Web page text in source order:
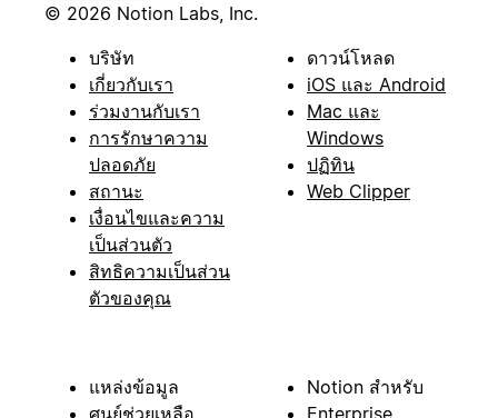
© 2026 Notion Labs, Inc.
บริษัท
เกี่ยวกับเรา
ร่วมงานกับเรา
การรักษาความ
ปลอดภัย
สถานะ
เงื่อนไขและความ
เป็นส่วนตัว
สิทธิความเป็นส่วน
ตัวของคุณ
ดาวน์โหลด
iOS และ Android
Mac และ
Windows
ปฏิทิน
Web Clipper
แหล่งข้อมูล
ศูนย์ช่วยเหลือ
Notion สำหรับ
Enterprise